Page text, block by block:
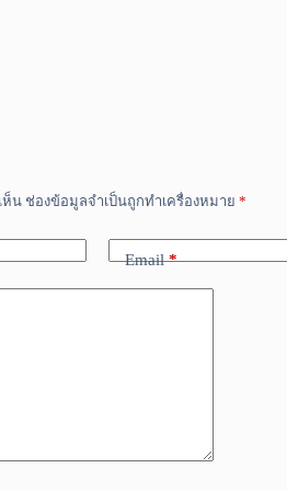
ห็น ช่องข้อมูลจำเป็นถูกทำเครื่องหมาย *
Email*